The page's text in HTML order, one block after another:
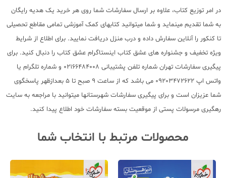
در امر توزیع کتاب، علاوه بر ارسال سفارشات شما روی هر خرید یک هدیه رایگان
به شما تقدیم مینماید و شما میتوانید کتابهای کمک آموزشی تمامی مقاطع تحصیلی
تا کنکور را آنلاین سفارش داده و درب منزل دریافت نمایید. برای اطلاع از شرایط
ویژه تخفیف و جشنواره های عشق کتاب اینستاگرام عشق کتاب را دنبال کنید. برای
پیگیری سفارشات تهران شماره تلفن پشتیبانی 02166484008 و شماره تلگرام یا
واتس اپ 09203472622 می باشد که از ساعت 9 صبح تا 5 بعدازظهر پاسخگوی
شما عزیزان است و برای پیگیری سفارشات شهرستانها میتوانید با مراجعه به سایت
رهگیری مرسولات پستی از موقعیت بسته سفارشات خود اطلاع پیدا کنید.
محصولات مرتبط با انتخاب شما